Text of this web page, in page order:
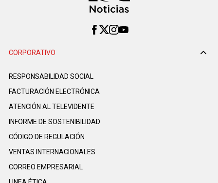
CORPORATIVO
RESPONSABILIDAD SOCIAL
FACTURACIÓN ELECTRÓNICA
ATENCIÓN AL TELEVIDENTE
INFORME DE SOSTENIBILIDAD
CÓDIGO DE REGULACIÓN
VENTAS INTERNACIONALES
CORREO EMPRESARIAL